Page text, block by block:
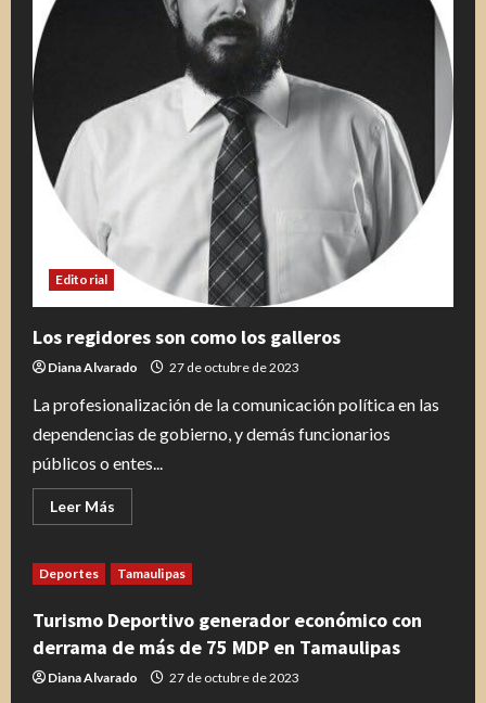
canales
pluviales
Editorial
Los regidores son como los galleros
Diana Alvarado 27 de octubre de 2023
La profesionalización de la comunicación política en las
dependencias de gobierno, y demás funcionarios
públicos o entes...
Leer Más
más
Los
regidores
como
los
galleros
Deportes Tamaulipas
Turismo Deportivo generador económico con
derrama de más de 75 MDP en Tamaulipas
Diana Alvarado 27 de octubre de 2023